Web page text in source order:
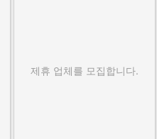
제휴 업체를 모집합니다.